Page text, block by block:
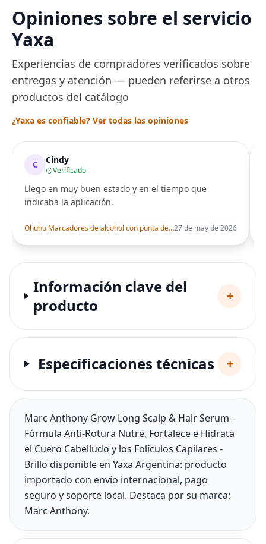
Opiniones sobre el servicio
Yaxa
Experiencias de compradores verificados sobre
entregas y atención — pueden referirse a otros
productos del catálogo
¿Yaxa es confiable? Ver todas las opiniones
C Cindy
Verificado
Llego en muy buen estado y en el tiempo que
indicaba la aplicación.
Ohuhu Marcadores de alcohol con punta de pincel – Juego de marcadores artísticos de doble punta con certificación AP para artistas adultos27 de may de 2026
Información clave del
producto
+
Especificaciones técnicas +
Marc Anthony Grow Long Scalp & Hair Serum -
Fórmula Anti-Rotura Nutre, Fortalece e Hidrata
el Cuero Cabelludo y los Folículos Capilares -
Brillo disponible en Yaxa Argentina: producto
importado con envío internacional, pago
seguro y soporte local. Destaca por su marca:
Marc Anthony.